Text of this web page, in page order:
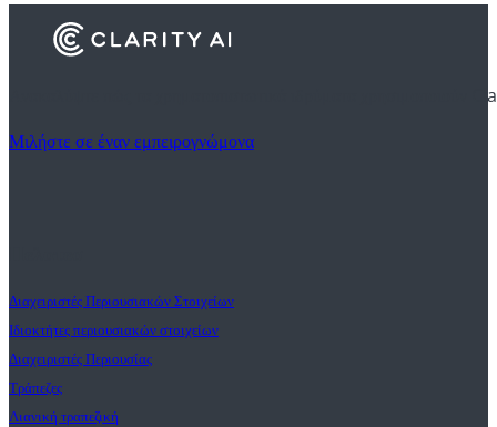
Ανακαλύψτε πώς τα χρηματοπιστωτικά ιδρύματα χρησιμοποιούν
Μιλήστε σε έναν εμπειρογνώμονα
Διαχειριστές Περιουσιακών Στοιχείων
Ιδιοκτήτες περιουσιακών στοιχείων
Διαχειριστές Περιουσίας
Τράπεζες
Λιανική τραπεζική